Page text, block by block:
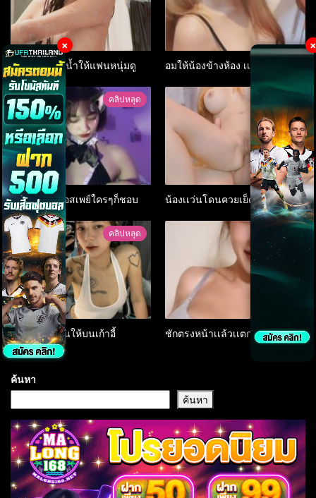
×
×
สาวเเว่นอาบน้ำให้แฟนหนุ่มดู
อมให้น้องข้างห้อง เเตกคาปาก
คลิปหลุด
เย็ดคาชุดครอสเพย์ใครๆก็ชอบ
คลิปหลุด
น้องเเว่นโดนควยเย็ดสดเสียวๆ
คลิปหลุด
ให้ผัวเก่าเบิร์นให้บนเก้าอี้
คลิปหลุด
ชักตรงหน้าเเล้วเเตกคาปาก
ค้นหา
ค้นหา